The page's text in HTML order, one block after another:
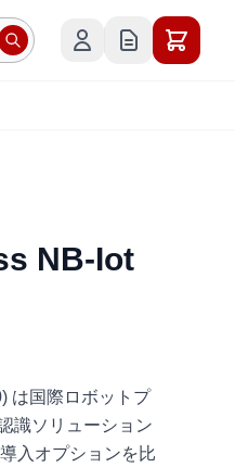
NB-Iot
は国際ロボットプ
識ソリューション
入オプションを比